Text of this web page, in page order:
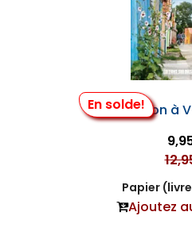
En solde!
L’île D’oléron à
Papier
Ajoutez